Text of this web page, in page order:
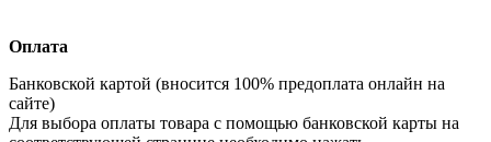
Оплата
Банковской картой (вносится 100% предоплата онлайн на
сайте)
Для выбора оплаты товара с помощью банковской карты на